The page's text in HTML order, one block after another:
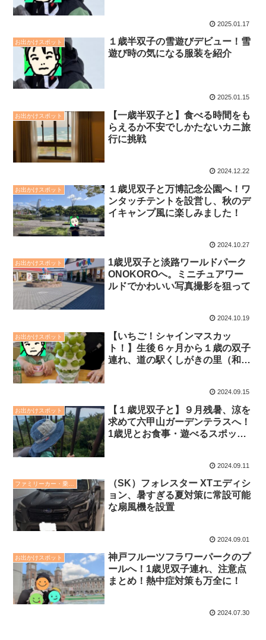
2025.01.17
お出かけスポット
１歳半双子の雪遊びデビュー！雪
遊び時の気になる服装を紹介
2025.01.15
お出かけスポット
【一歳半双子と】食べる時間をも
らえるか不安でしかたないカニ旅
行に挑戦
2024.12.22
お出かけスポット
１歳児双子と万博記念公園へ！ワ
ンタッチテントを設営し、秋のデ
イキャンプ風に楽しみました！
2024.10.27
お出かけスポット
1歳児双子と淡路ワールドパーク
ONOKOROへ。ミニチュアワー
ルドでかわいい写真撮影を狙って
2024.10.19
お出かけスポット
【いちご！シャインマスカッ
ト！】生後６ヶ月から１歳の双子
連れ、道の駅くしがきの里（和歌
2024.09.15
お出かけスポット
【１歳児双子と】９月残暑、涼を
求めて六甲山ガーデンテラスへ！
1歳児とお食事・遊べるスポット
2024.09.11
ファミリーカー・乗り物
（SK）フォレスター XTエディシ
ョン、暑すぎる夏対策に常設可能
な扇風機を設置
2024.09.01
お出かけスポット
神戸フルーツフラワーパークのプ
ールへ！1歳児双子連れ、注意点
まとめ！熱中症対策も万全に！
2024.07.30